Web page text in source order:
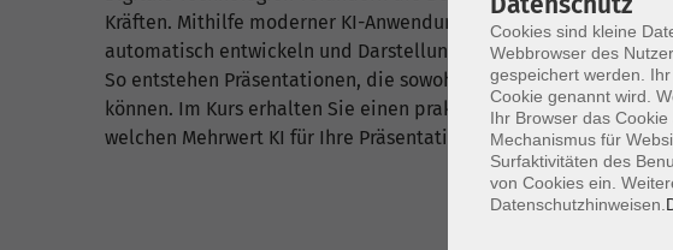
Kräften. Mithilfe moderner KI-Anwendungen lassen sich Inhalte
automatisch entwickeln und Darstellungen passgenau auf
So entstehen Präsentationen, die sowohl professionell wirken
können. Im Kurs erhalten Sie einen praktischen Einblick, wie
welchen Mehrwert KI für Ihre Präsentationspraxis bietet.
Cookies sind kleine
Webbrowser des
gespeichert werden.
Cookie genannt wird.
Ihr Browser das
Mechanismus für
Surfaktivitäten des
von Cookies ein.
Datenschutzhinweisen.